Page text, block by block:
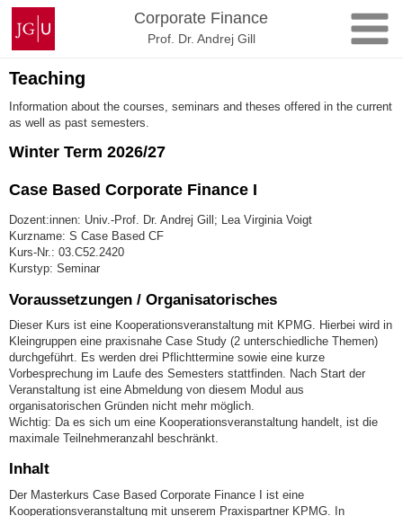
Zum
Inhalt
springen
Johannes
Gutenberg-
Universität
Mainz
Corporate Finance
Prof. Dr. Andrej Gill
Teaching
Information about the courses, seminars and theses offered in the current
as well as past semesters.
Winter Term 2026/27
Case Based Corporate Finance I
Dozent:innen: Univ.-Prof. Dr. Andrej Gill; Lea Virginia Voigt
Kurzname: S Case Based CF
Kurs-Nr.: 03.C52.2420
Kurstyp: Seminar
Voraussetzungen / Organisatorisches
Dieser Kurs ist eine Kooperationsveranstaltung mit KPMG. Hierbei wird in
Kleingruppen eine praxisnahe Case Study (2 unterschiedliche Themen)
durchgeführt. Es werden drei Pflichttermine sowie eine kurze
Vorbesprechung im Laufe des Semesters stattfinden. Nach Start der
Veranstaltung ist eine Abmeldung von diesem Modul aus
organisatorischen Gründen nicht mehr möglich.
Wichtig: Da es sich um eine Kooperationsveranstaltung handelt, ist die
maximale Teilnehmeranzahl beschränkt.
Inhalt
Der Masterkurs Case Based Corporate Finance I ist eine
Kooperationsveranstaltung mit unserem Praxispartner KPMG. In